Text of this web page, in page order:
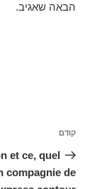
הבאה שאגיב.
הפוסט
הקודם
קודם
et ce, quel
compagnie de